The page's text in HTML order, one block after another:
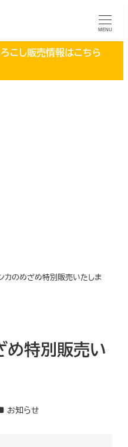
MENU
ろこし販売情報はこちら
カのめざめ特別販売いたしま
め特別販売い
テゴリー
お知らせ